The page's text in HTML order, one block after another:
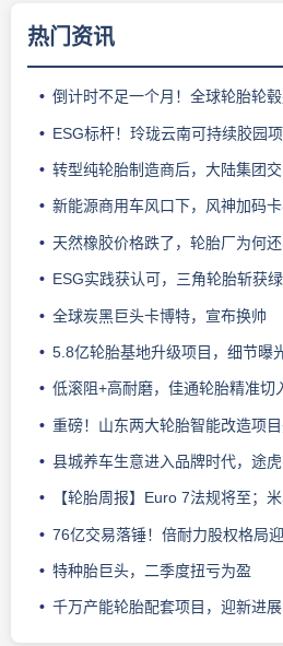
热门资讯
倒计时不足一个月！全球轮胎轮毂
ESG标杆！玲珑云南可持续胶园
转型纯轮胎制造商后，大陆集团
新能源商用车风口下，风神加码
天然橡胶价格跌了，轮胎厂为何还
ESG实践获认可，三角轮胎斩获
全球炭黑巨头卡博特，宣布换帅
5.8亿轮胎基地升级项目，细节曝
低滚阻+高耐磨，佳通轮胎精准切
重磅！山东两大轮胎智能改造项
县城养车生意进入品牌时代，途虎为
【轮胎周报】Euro 7法规将至；米其林上半年营收超千亿；倍耐力上
76亿交易落锤！倍耐力股权格局
特种胎巨头，二季度扭亏为盈
千万产能轮胎配套项目，迎新进展